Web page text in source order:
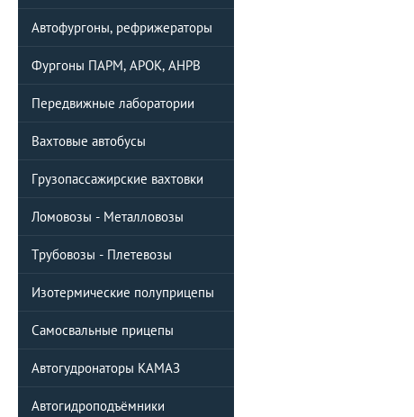
Автофургоны, рефрижераторы
Фургоны ПАРМ, АРОК, АНРВ
Передвижные лаборатории
Вахтовые автобусы
Грузопассажирские вахтовки
Ломовозы - Металловозы
Трубовозы - Плетевозы
Изотермические полуприцепы
Самосвальные прицепы
Автогудронаторы КАМАЗ
Автогидроподъёмники